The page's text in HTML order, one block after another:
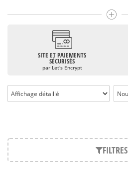
XIXème siècle.
Si c’est Dom Thierry Ruinart, qui
Champagne, c’est son neveu
maison. Le moine champenois
boisson, réussit à convaincre son
créée. Ruinart entra alors dans la
Maisons Champenoises et est
première maison de Champagne.
savoir-faire de plus de trois
Champagne Ruinart et le
Le Chardonnay est l’un des
SITE ET PAIEMENTS
SÉCURISÉS
par Let's Encrypt
FILTRES